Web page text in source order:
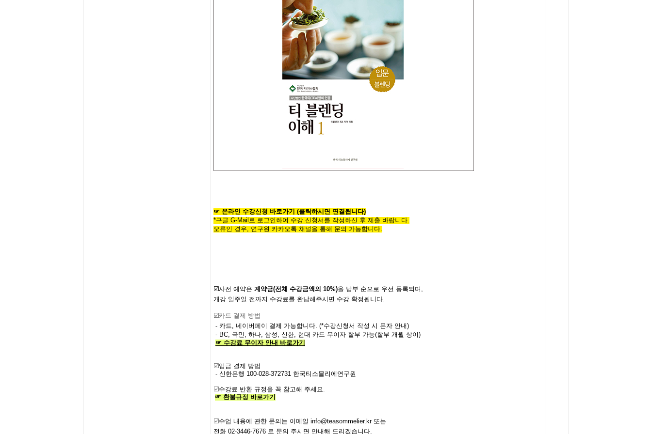
☞ 온라인 수강신청 바로가기 (클릭하시면 연결됩니다)
*구글 G-Mail로 로그인하여 수강 신청서를 작성하신 후 제출 바랍니다.
오류인 경우, 연구원 카카오톡 채널을 통해 문의 가능합니다.
☑️사전 예약은 계약금(전체 수강금액의 10%)을 납부 순으로 우선 등록되며 ,
개강 일주일 전까지 수강료를 완납해주시면 수강 확정됩니다.
☑️카드 결제 방법
- 카드, 네이버페이 결제 가능합니다. (*수강신청서 작성 시 문자 안내)
- BC, 국민, 하나, 삼성, 신한, 현대 카드 무이자 할부 가능(할부 개월 상이)
☞ 수강료 무이자 안내 바로가기
☑️입급 결제 방법
- 신한은행 100-028-372731 한국티소믈리에연구원
☑️수강료 반환 규정을 꼭 참고해 주세요.
☞ 환불규정 바로가기
☑️수업 내용에 관한 문의는 이메일 info@teasommelier.kr 또는
전화 02-3446-7676 로 문의 주시면 안내해 드리겠습니다.